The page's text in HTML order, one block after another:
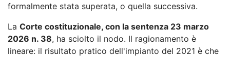
formalmente stata superata, o quella successiva.
La Corte costituzionale, con la sentenza 23 marzo
2026 n. 38, ha sciolto il nodo. Il ragionamento è
lineare: il risultato pratico dell'impianto del 2021 è che